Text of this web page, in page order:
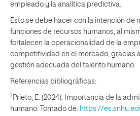
empleado y la analítica predictiva.
Esto se debe hacer con la intención de
funciones de recursos humanos, al
fortalecen la operacionalidad de la
competitividad en el mercado, gracias
gestión adecuada del talento humano.
Referencias bibliográficas:
1 Prieto, E. (2024). Importancia de la
humano. Tomado de: https://